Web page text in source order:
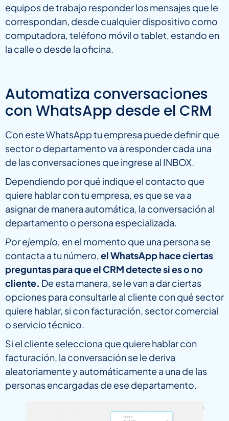
equipos de trabajo responder los mensajes que le
correspondan, desde cualquier dispositivo como
computadora, teléfono móvil o tablet, estando en
la calle o desde la oficina.
Automatiza conversaciones
con WhatsApp desde el CRM
Con este WhatsApp tu empresa puede definir que
sector o departamento va a responder cada una
de las conversaciones que ingrese al INBOX.
Dependiendo por qué indique el contacto que
quiere hablar con tu empresa, es que se va a
asignar de manera automática, la conversación al
departamento o persona especializada.
Por ejemplo, en el momento que una persona se
contacta a tu número,el WhatsApp hace ciertas
preguntas para que el CRM detecte si es o no
cliente. De esta manera, se le van a dar ciertas
opciones para consultarle al cliente con qué sector
quiere hablar, si con facturación, sector comercial
o servicio técnico.
Si el cliente selecciona que quiere hablar con
facturación, la conversación se le deriva
aleatoriamente y automáticamente a una de las
personas encargadas de ese departamento.